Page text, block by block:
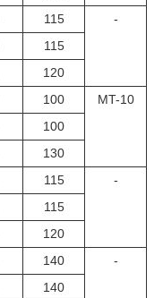
115
-
115
120
100
MT-10
100
130
115
-
115
120
140
-
140